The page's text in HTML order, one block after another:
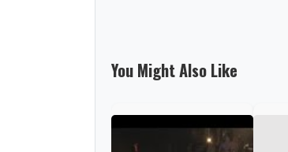
You Might Also Like